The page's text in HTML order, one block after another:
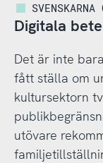
Digitala
Det är inte
fått ställa om
kultursektorn
utövare